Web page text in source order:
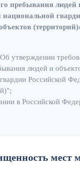
пребывания людей
утверждении
людей и
Российской
в Российской
мест